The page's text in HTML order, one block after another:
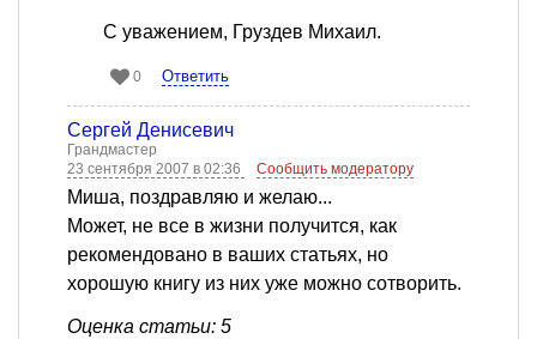
С уважением, Груздев Михаил.
0 Ответить
Сергей Денисевич
Грандмастер
23 сентября 2007 в 02:36
Сообщить модератору
Миша, поздравляю и желаю...
Может, не все в жизни получится, как
рекомендовано в ваших статьях, но
хорошую книгу из них уже можно сотворить.
Оценка статьи: 5